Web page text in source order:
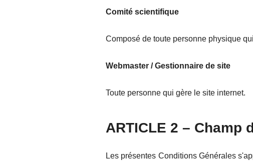
Comité scientifique
Composé de toute personne physique
Webmaster / Gestionnaire de site
Toute personne qui gère le site internet.
ARTICLE 2 – Champ
Les présentes Conditions Générales